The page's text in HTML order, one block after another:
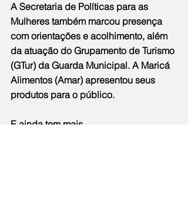
A Secretaria de Políticas para as
Mulheres também marcou presença
com orientações e acolhimento, além
da atuação do Grupamento de Turismo
(GTur) da Guarda Municipal. A Maricá
Alimentos (Amar) apresentou seus
produtos para o público.
E ainda tem mais